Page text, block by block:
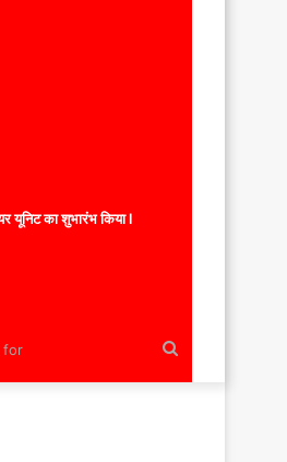
यूनिट का शुभारंभ किया l